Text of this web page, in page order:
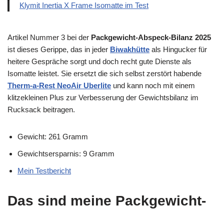
Klymit Inertia X Frame Isomatte im Test
Artikel Nummer 3 bei der Packgewicht-Abspeck-Bilanz 2025
ist dieses Gerippe, das in jeder Biwakhütte als Hingucker für
heitere Gespräche sorgt und doch recht gute Dienste als
Isomatte leistet. Sie ersetzt die sich selbst zerstört habende
Therm-a-Rest NeoAir Uberlite und kann noch mit einem
klitzekleinen Plus zur Verbesserung der Gewichtsbilanz im
Rucksack beitragen.
Gewicht: 261 Gramm
Gewichtsersparnis: 9 Gramm
Mein Testbericht
Das sind meine Packgewicht-